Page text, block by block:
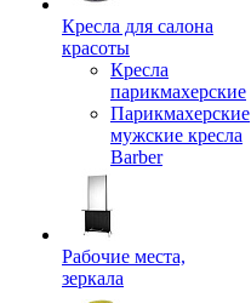
Кресла для салона
красоты
Кресла
парикмахерские
Парикмахерские
мужские кресла
Barber
Рабочие места,
зеркала